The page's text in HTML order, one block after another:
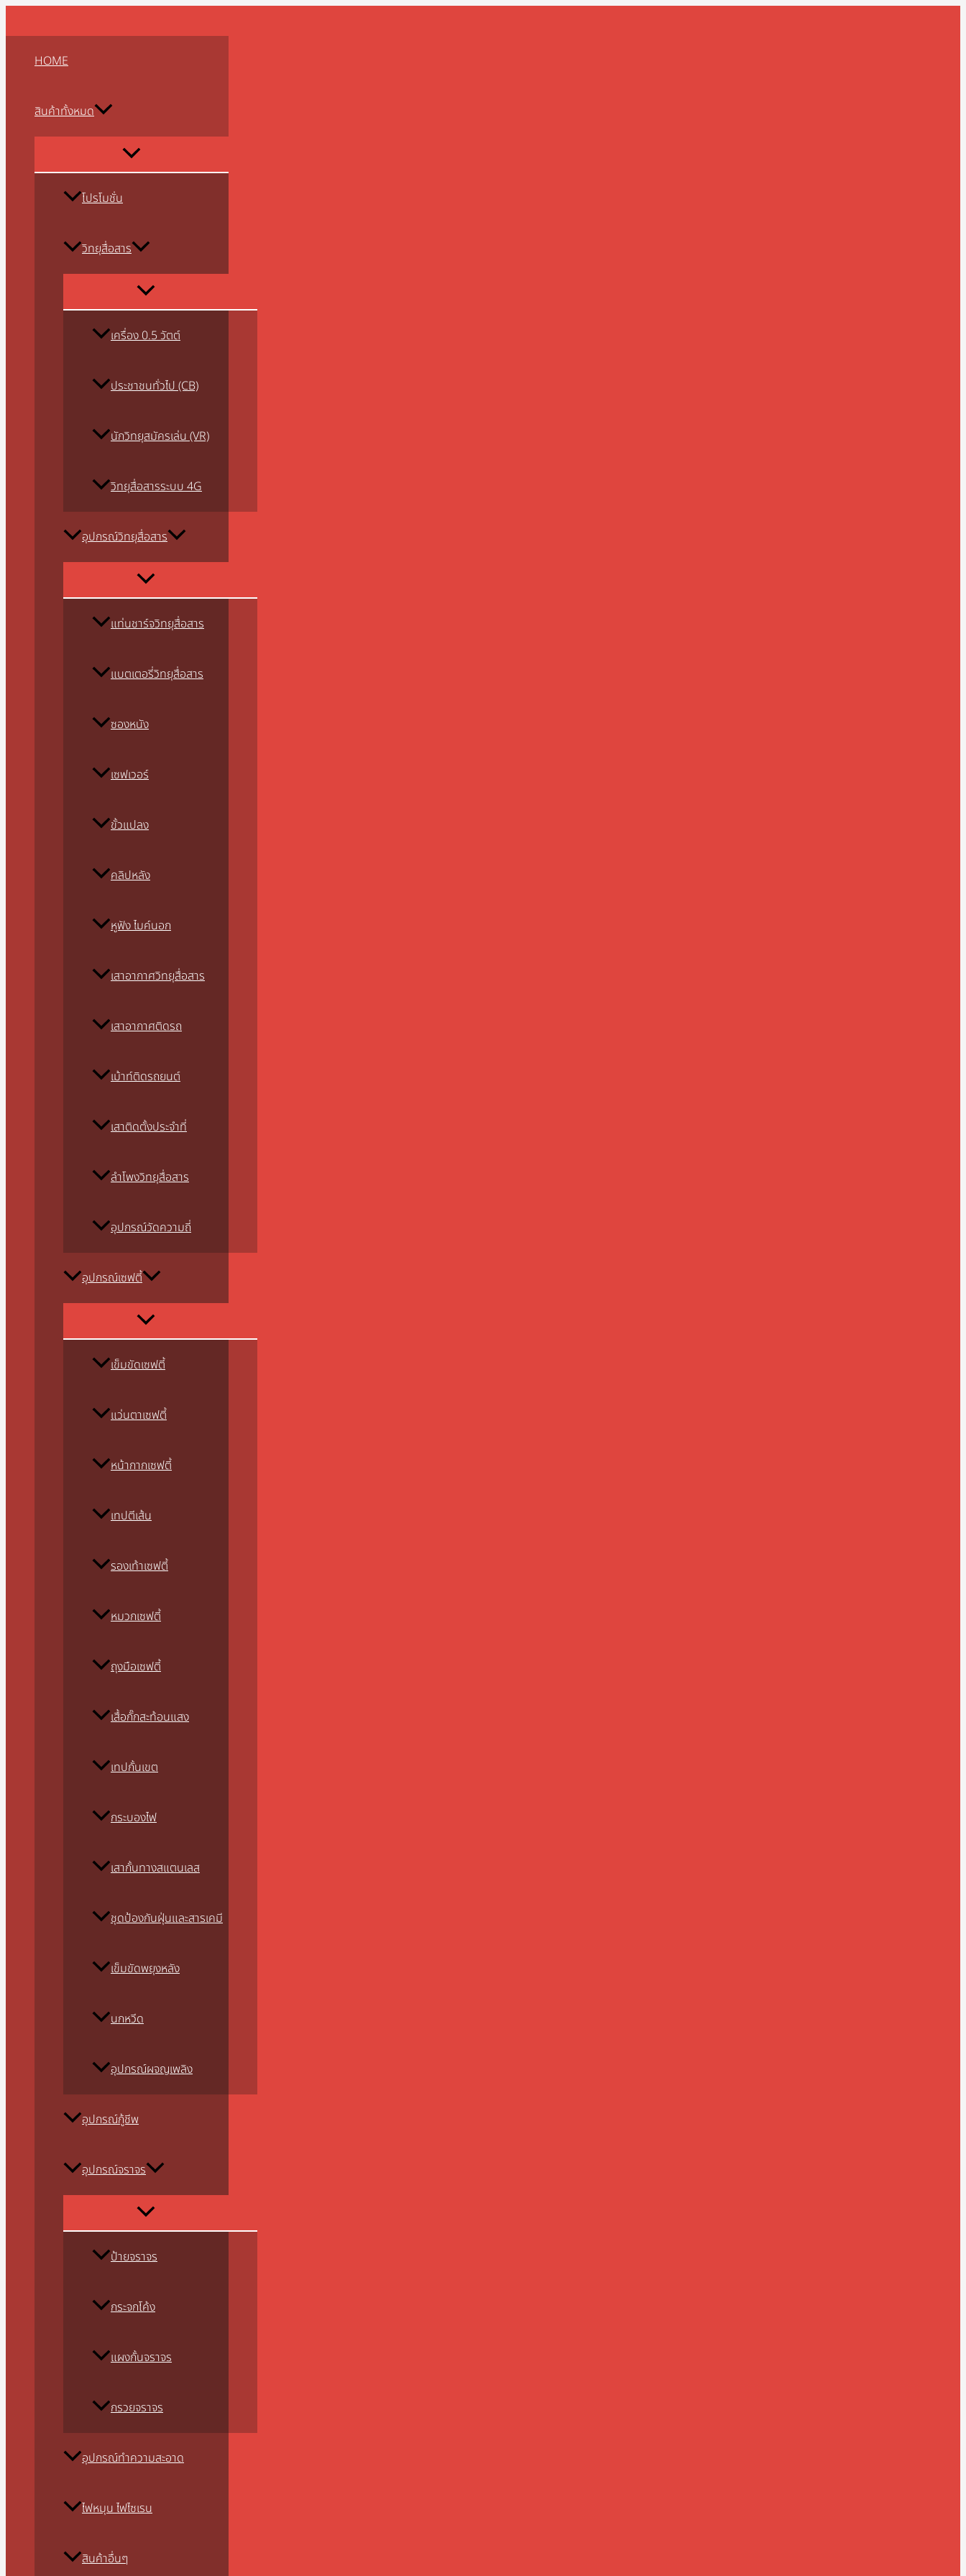
Skip
HOME
สินค้าทั้งหมด
MENU
โปรโมชั่น
วิทยุสื่อสาร
MENU
เครื่อง 0.5 วัตต์
ประชาชนทั่วไป (CB)
นักวิทยุสมัครเล่น (VR)
วิทยุสื่อสารระบบ 4G
อุปกรณ์วิทยุสื่อสาร
MENU
แท่นชาร์จวิทยุสื่อสาร
แบตเตอรี่วิทยุสื่อสาร
ซองหนัง
เซฟเวอร์
ขั้วแปลง
คลิปหลัง
หูฟัง ไมค์นอก
เสาอากาศวิทยุสื่อสาร
เสาอากาศติดรถ
เม้าท์ติดรถยนต์
เสาติดตั้งประจำที่
ลำโพงวิทยุสื่อสาร
อุปกรณ์วัดความถี่
อุปกรณ์เซฟตี้
MENU
เข็มขัดเซฟตี้
แว่นตาเซฟตี้
หน้ากากเซฟตี้
เทปตีเส้น
รองเท้าเซฟตี้
หมวกเซฟตี้
ถุงมือเซฟตี้
เสื้อกั๊กสะท้อนแสง
เทปกั้นเขต
กระบองไฟ
เสากั้นทางสแตนเลส
ชุดป้องกันฝุ่นและสารเคมี
เข็มขัดพยุงหลัง
นกหวีด
อุปกรณ์ผจญเพลิง
อุปกรณ์กู้ชีพ
อุปกรณ์จราจร
MENU
ป้ายจราจร
กระจกโค้ง
แผงกั้นจราจร
กรวยจราจร
อุปกรณ์ทำความสะอาด
ไฟหมุน ไฟไซเรน
สินค้าอื่นๆ
MENU
MENU
MENU
MENU